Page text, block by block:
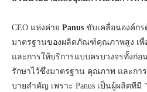
CEO แห่งค่าย Panus ขับเคลื่อนองค์ก
มาตรฐานของผลิตภัณฑ์คุณภาพสูง เพื่
และการให้บริการแบบครบวงจรทั้งก่อ
รักษาไว้ซึ่งมาตรฐาน คุณภาพ และกา
บายสำคัญ เพราะ Panus เป็นผู้ผลิตทีมี